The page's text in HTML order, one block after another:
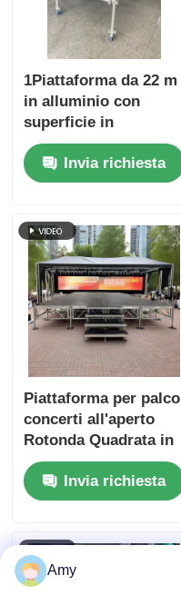
1Piattaforma da 22 m
in alluminio con
superficie in
compensato da 18
mm e custodia per le
attrezzature di
Invia richiesta
Piattaforma per palco
concerti all'aperto
Rotonda Quadrata in
alluminio
Invia richiesta
Amy